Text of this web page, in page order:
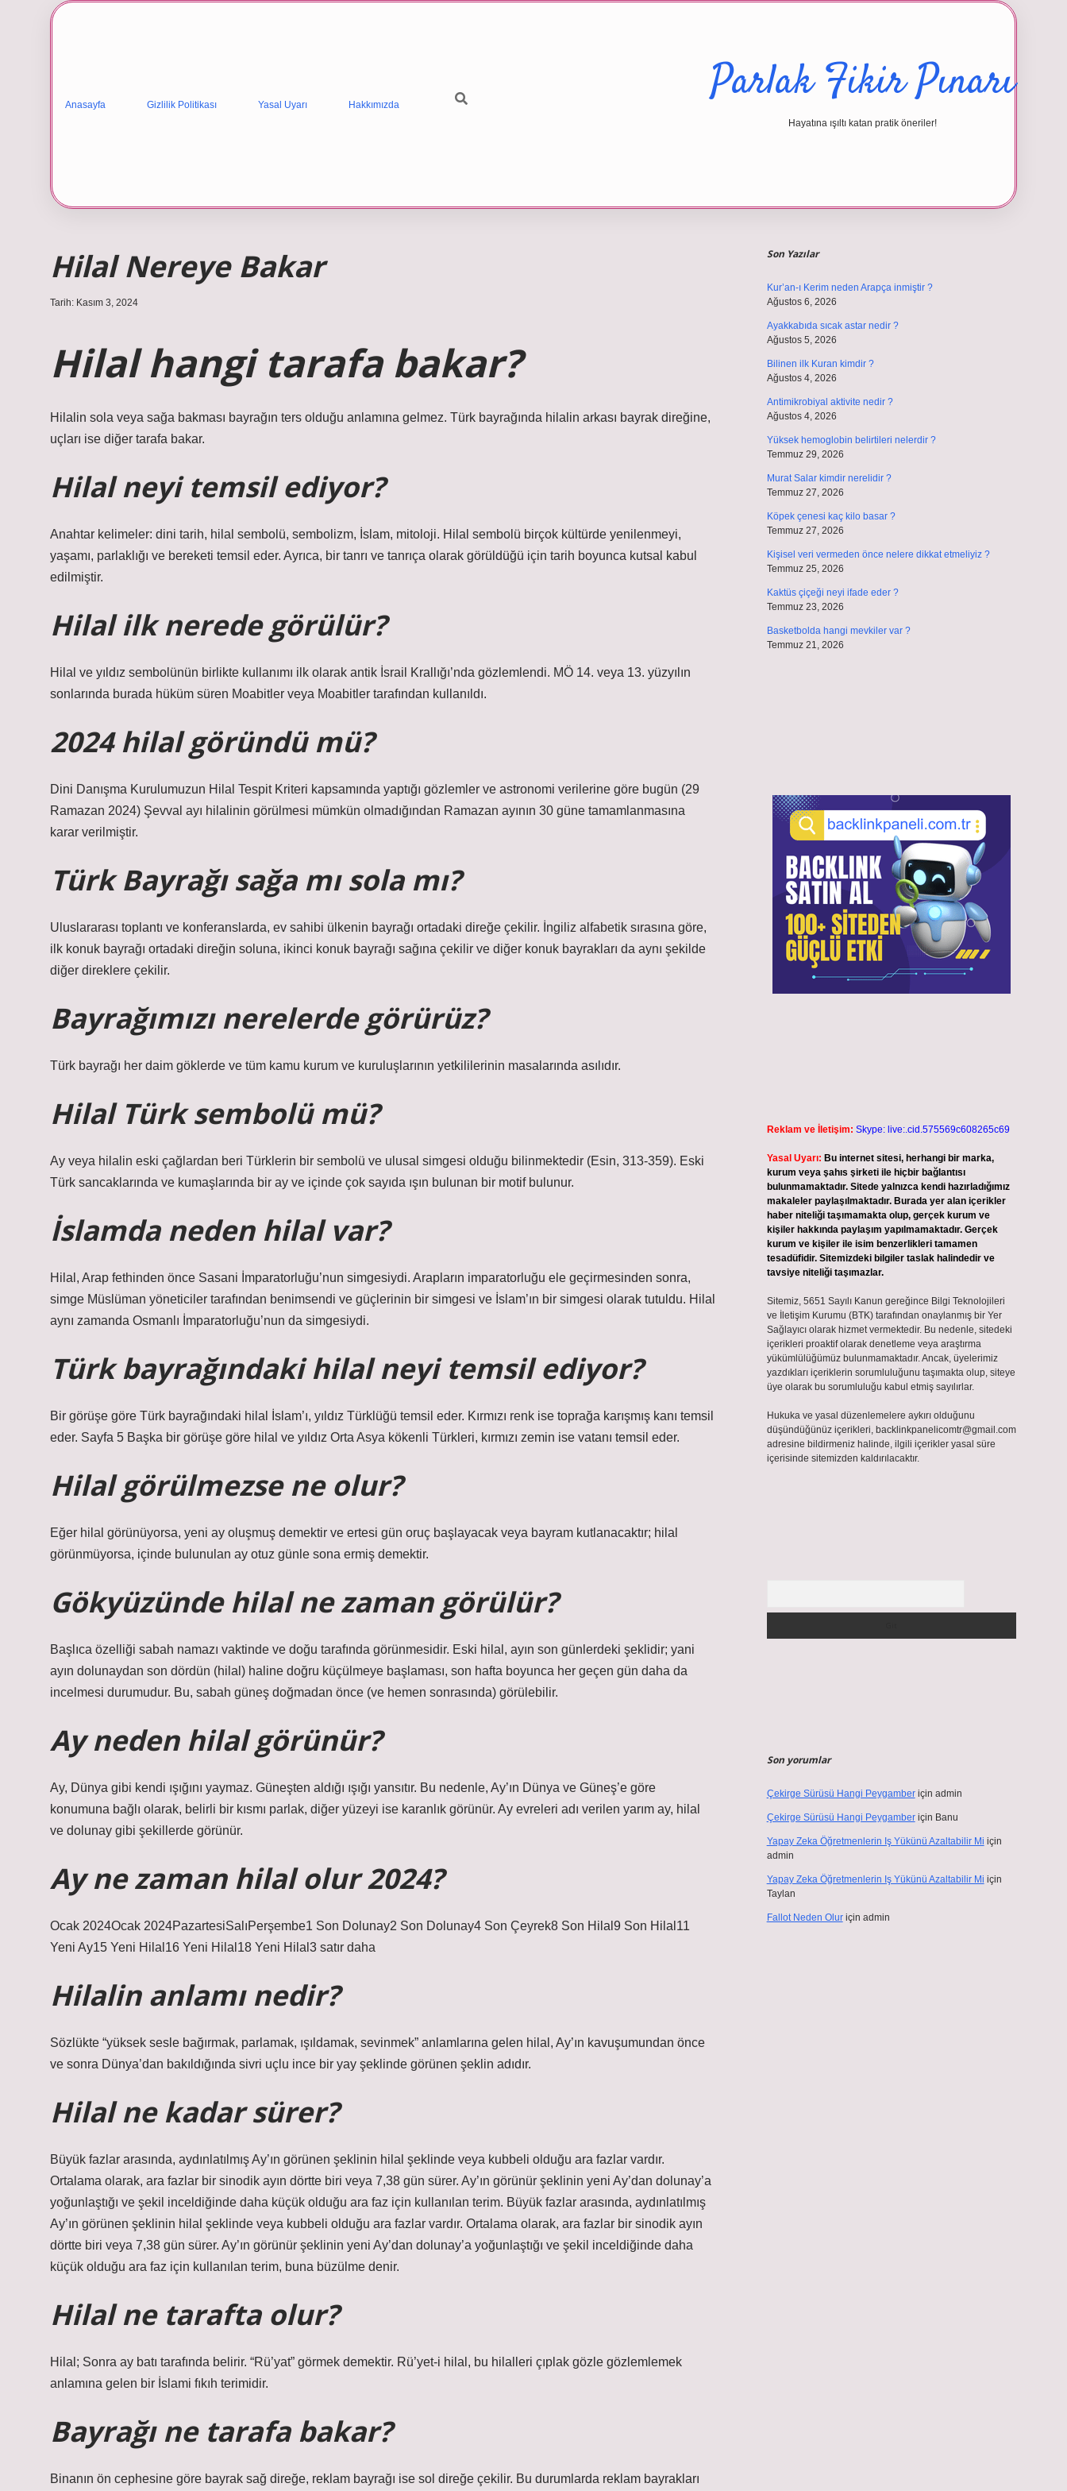
Anasayfa Gizlilik Politikası Yasal Uyarı Hakkımızda Parlak Fikir Pınarı
Hayatına ışıltı katan pratik öneriler!
Hilal Nereye Bakar
Tarih: Kasım 3, 2024
Hilal hangi tarafa bakar?
Hilalin sola veya sağa bakması bayrağın ters olduğu anlamına gelmez. Türk bayrağında hilalin arkası bayrak direğine,
uçları ise diğer tarafa bakar.
Hilal neyi temsil ediyor?
Anahtar kelimeler: dini tarih, hilal sembolü, sembolizm, İslam, mitoloji. Hilal sembolü birçok kültürde yenilenmeyi,
yaşamı, parlaklığı ve bereketi temsil eder. Ayrıca, bir tanrı ve tanrıça olarak görüldüğü için tarih boyunca kutsal kabul
edilmiştir.
Hilal ilk nerede görülür?
Hilal ve yıldız sembolünün birlikte kullanımı ilk olarak antik İsrail Krallığı’nda gözlemlendi. MÖ 14. veya 13. yüzyılın
sonlarında burada hüküm süren Moabitler veya Moabitler tarafından kullanıldı.
2024 hilal göründü mü?
Dini Danışma Kurulumuzun Hilal Tespit Kriteri kapsamında yaptığı gözlemler ve astronomi verilerine göre bugün (29
Ramazan 2024) Şevval ayı hilalinin görülmesi mümkün olmadığından Ramazan ayının 30 güne tamamlanmasına
karar verilmiştir.
Türk Bayrağı sağa mı sola mı?
Uluslararası toplantı ve konferanslarda, ev sahibi ülkenin bayrağı ortadaki direğe çekilir. İngiliz alfabetik sırasına göre,
ilk konuk bayrağı ortadaki direğin soluna, ikinci konuk bayrağı sağına çekilir ve diğer konuk bayrakları da aynı şekilde
diğer direklere çekilir.
Bayrağımızı nerelerde görürüz?
Türk bayrağı her daim göklerde ve tüm kamu kurum ve kuruluşlarının yetkililerinin masalarında asılıdır.
Hilal Türk sembolü mü?
Ay veya hilalin eski çağlardan beri Türklerin bir sembolü ve ulusal simgesi olduğu bilinmektedir (Esin, 313-359). Eski
Türk sancaklarında ve kumaşlarında bir ay ve içinde çok sayıda ışın bulunan bir motif bulunur.
İslamda neden hilal var?
Hilal, Arap fethinden önce Sasani İmparatorluğu’nun simgesiydi. Arapların imparatorluğu ele geçirmesinden sonra,
simge Müslüman yöneticiler tarafından benimsendi ve güçlerinin bir simgesi ve İslam’ın bir simgesi olarak tutuldu. Hilal
aynı zamanda Osmanlı İmparatorluğu’nun da simgesiydi.
Türk bayrağındaki hilal neyi temsil ediyor?
Bir görüşe göre Türk bayrağındaki hilal İslam’ı, yıldız Türklüğü temsil eder. Kırmızı renk ise toprağa karışmış kanı temsil
eder. Sayfa 5 Başka bir görüşe göre hilal ve yıldız Orta Asya kökenli Türkleri, kırmızı zemin ise vatanı temsil eder.
Hilal görülmezse ne olur?
Eğer hilal görünüyorsa, yeni ay oluşmuş demektir ve ertesi gün oruç başlayacak veya bayram kutlanacaktır; hilal
görünmüyorsa, içinde bulunulan ay otuz günle sona ermiş demektir.
Gökyüzünde hilal ne zaman görülür?
Başlıca özelliği sabah namazı vaktinde ve doğu tarafında görünmesidir. Eski hilal, ayın son günlerdeki şeklidir; yani
ayın dolunaydan son dördün (hilal) haline doğru küçülmeye başlaması, son hafta boyunca her geçen gün daha da
incelmesi durumudur. Bu, sabah güneş doğmadan önce (ve hemen sonrasında) görülebilir.
Ay neden hilal görünür?
Ay, Dünya gibi kendi ışığını yaymaz. Güneşten aldığı ışığı yansıtır. Bu nedenle, Ay’ın Dünya ve Güneş’e göre
konumuna bağlı olarak, belirli bir kısmı parlak, diğer yüzeyi ise karanlık görünür. Ay evreleri adı verilen yarım ay, hilal
ve dolunay gibi şekillerde görünür.
Ay ne zaman hilal olur 2024?
Ocak 2024Ocak 2024PazartesiSalıPerşembe1 Son Dolunay2 Son Dolunay4 Son Çeyrek8 Son Hilal9 Son Hilal11
Yeni Ay15 Yeni Hilal16 Yeni Hilal18 Yeni Hilal3 satır daha
Hilalin anlamı nedir?
Sözlükte “yüksek sesle bağırmak, parlamak, ışıldamak, sevinmek” anlamlarına gelen hilal, Ay’ın kavuşumundan önce
ve sonra Dünya’dan bakıldığında sivri uçlu ince bir yay şeklinde görünen şeklin adıdır.
Hilal ne kadar sürer?
Büyük fazlar arasında, aydınlatılmış Ay’ın görünen şeklinin hilal şeklinde veya kubbeli olduğu ara fazlar vardır.
Ortalama olarak, ara fazlar bir sinodik ayın dörtte biri veya 7,38 gün sürer. Ay’ın görünür şeklinin yeni Ay’dan dolunay’a
yoğunlaştığı ve şekil inceldiğinde daha küçük olduğu ara faz için kullanılan terim. Büyük fazlar arasında, aydınlatılmış
Ay’ın görünen şeklinin hilal şeklinde veya kubbeli olduğu ara fazlar vardır. Ortalama olarak, ara fazlar bir sinodik ayın
dörtte biri veya 7,38 gün sürer. Ay’ın görünür şeklinin yeni Ay’dan dolunay’a yoğunlaştığı ve şekil inceldiğinde daha
küçük olduğu ara faz için kullanılan terim, buna büzülme denir.
Hilal ne tarafta olur?
Hilal; Sonra ay batı tarafında belirir. “Rü’yat” görmek demektir. Rü’yet-i hilal, bu hilalleri çıplak gözle gözlemlemek
anlamına gelen bir İslami fıkıh terimidir.
Bayrağı ne tarafa bakar?
Binanın ön cephesine göre bayrak sağ direğe, reklam bayrağı ise sol direğe çekilir. Bu durumlarda reklam bayrakları
Son Yazılar
Kur’an-ı Kerim neden Arapça inmiştir ?
Ağustos 6, 2026
Ayakkabıda sıcak astar nedir ?
Ağustos 5, 2026
Bilinen ilk Kuran kimdir ?
Ağustos 4, 2026
Antimikrobiyal aktivite nedir ?
Ağustos 4, 2026
Yüksek hemoglobin belirtileri nelerdir ?
Temmuz 29, 2026
Murat Salar kimdir nerelidir ?
Temmuz 27, 2026
Köpek çenesi kaç kilo basar ?
Temmuz 27, 2026
Kişisel veri vermeden önce nelere dikkat etmeliyiz ?
Temmuz 25, 2026
Kaktüs çiçeği neyi ifade eder ?
Temmuz 23, 2026
Basketbolda hangi mevkiler var ?
Temmuz 21, 2026
Reklam ve İletişim: Skype: live:.cid.575569c608265c69
Yasal Uyarı: Bu internet sitesi, herhangi bir marka,
kurum veya şahıs şirketi ile hiçbir bağlantısı
bulunmamaktadır. Sitede yalnızca kendi hazırladığımız
makaleler paylaşılmaktadır. Burada yer alan içerikler
haber niteliği taşımamakta olup, gerçek kurum ve
kişiler hakkında paylaşım yapılmamaktadır. Gerçek
kurum ve kişiler ile isim benzerlikleri tamamen
tesadüfidir. Sitemizdeki bilgiler taslak halindedir ve
tavsiye niteliği taşımazlar.
Sitemiz, 5651 Sayılı Kanun gereğince Bilgi Teknolojileri
ve İletişim Kurumu (BTK) tarafından onaylanmış bir Yer
Sağlayıcı olarak hizmet vermektedir. Bu nedenle, sitedeki
içerikleri proaktif olarak denetleme veya araştırma
yükümlülüğümüz bulunmamaktadır. Ancak, üyelerimiz
yazdıkları içeriklerin sorumluluğunu taşımakta olup, siteye
üye olarak bu sorumluluğu kabul etmiş sayılırlar.
Hukuka ve yasal düzenlemelere aykırı olduğunu
düşündüğünüz içerikleri, backlinkpanelicomtr@gmail.com
adresine bildirmeniz halinde, ilgili içerikler yasal süre
içerisinde sitemizden kaldırılacaktır.
Son yorumlar
Çekirge Sürüsü Hangi Peygamberiçin admin
Çekirge Sürüsü Hangi Peygamberiçin Banu
Yapay Zeka Öğretmenlerin Iş Yükünü Azaltabilir Mi için
admin
Yapay Zeka Öğretmenlerin Iş Yükünü Azaltabilir Mi için
Taylan
Fallot Neden Oluriçin admin